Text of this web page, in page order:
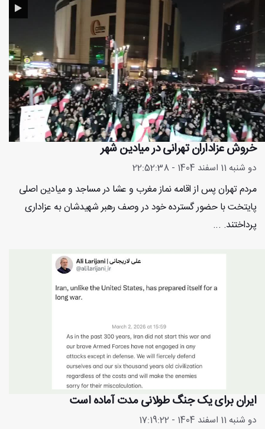
خروش عزاداران تهرانی در میادین شهر
دو شنبه 11 اسفند 1404 - 22:52:38
مردم تهران پس از اقامه نماز مغرب و عشا در مساجد و میادین اصلی
پایتخت با حضور گسترده خود در وصف رهبر شهیدشان به عزاداری
پرداختند. ...
ایران برای یک جنگ طولانی مدت آماده است
دو شنبه 11 اسفند 1404 - 17:19:22